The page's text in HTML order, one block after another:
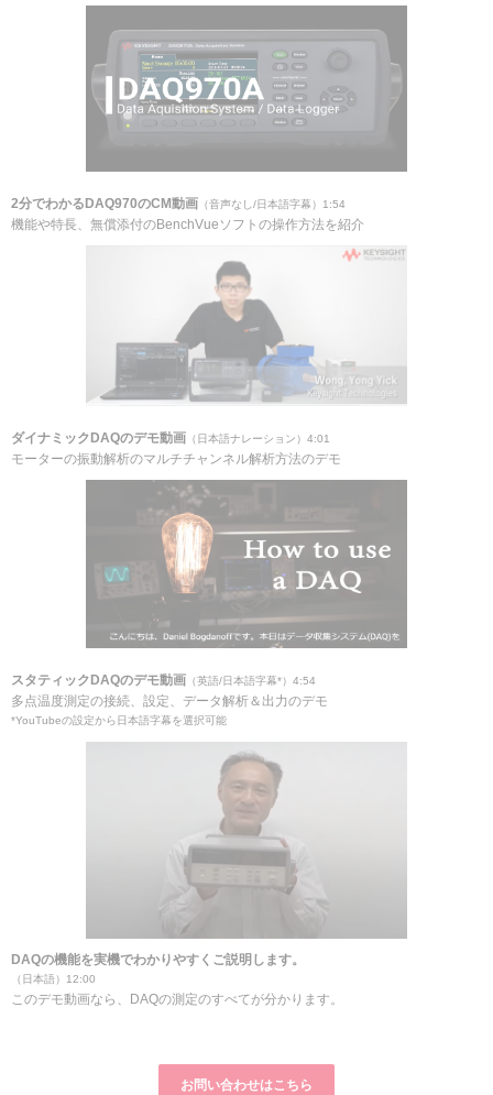
2分でわかるDAQ970のCM動画 （音声なし/日本語字幕）1:54
機能や特長、無償添付のBenchVueソフトの操作方法を紹介
ダイナミックDAQのデモ動画 （日本語ナレーション）4:01
モーターの振動解析のマルチチャンネル解析方法のデモ
スタティックDAQのデモ動画 （英語/日本語字幕*）4:54
多点温度測定の接続、設定、データ解析＆出力のデモ
*YouTubeの設定から日本語字幕を選択可能
DAQの機能を実機でわかりやすくご説明します。
（日本語）12:00
このデモ動画なら、DAQの測定のすべてが分かります。
お問い合わせはこちら